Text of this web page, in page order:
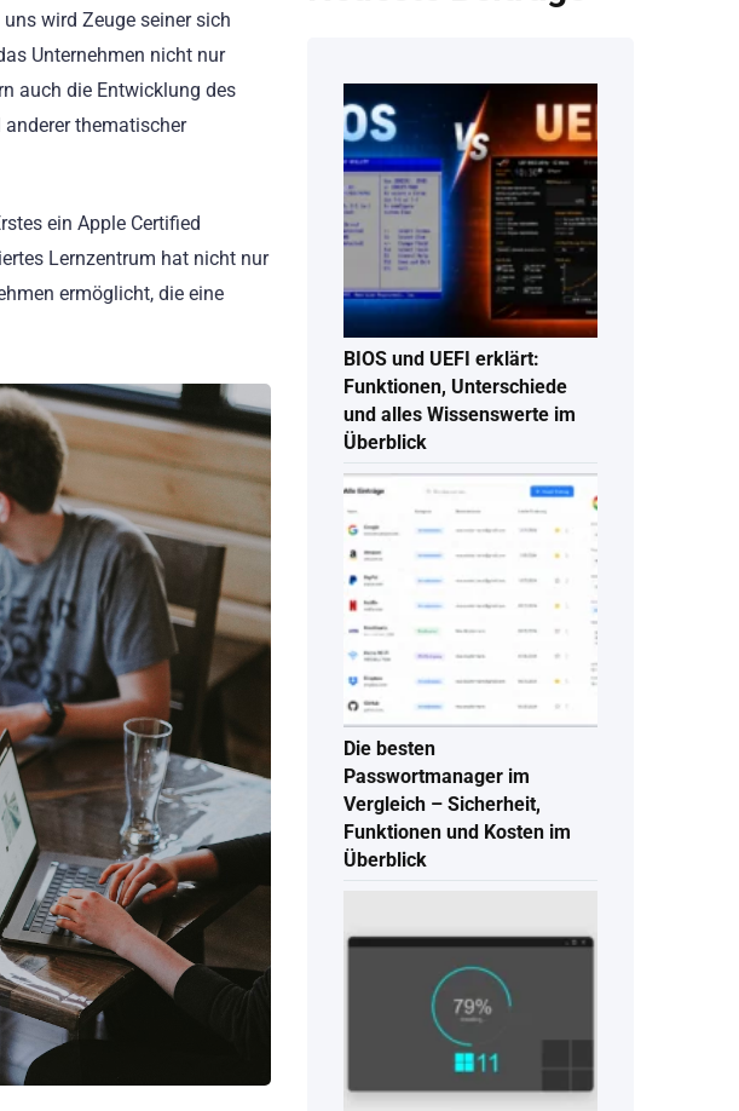
wird Zeuge seiner sich
Unternehmen nicht nur
auch die Entwicklung des
thematischer
ein Apple Certified
Lernzentrum hat nicht nur
ermöglicht, die eine
BIOS und UEFI erklärt:
Funktionen, Unterschiede
und alles Wissenswerte im
Überblick
Die besten
Passwortmanager im
Vergleich – Sicherheit,
Funktionen und Kosten im
Überblick